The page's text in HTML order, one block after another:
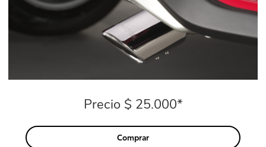
Precio
Precio $ 25.000*
Comprar